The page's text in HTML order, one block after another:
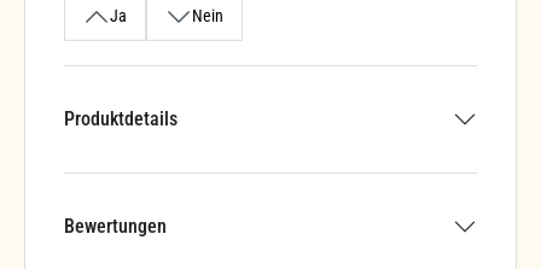
Ja Nein
Produktdetails
Bewertungen